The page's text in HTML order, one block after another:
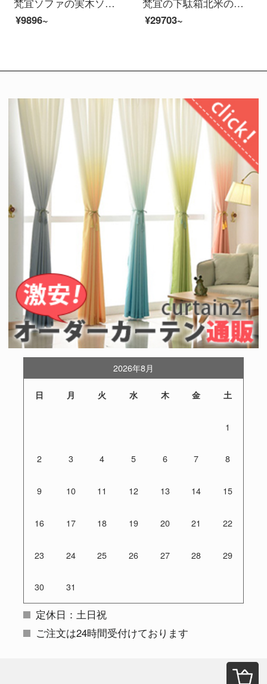
梵宜ソファの実木ソファセットの二人の席の貴妃の角に配置された布芸ソファーの収納物ソファーのラグベッドの大きさの部屋型1+2+3セットのリビングルームの逸品家具【普通タイプ】3人の席の胡桃色
¥9896~
梵宜の下駄箱北米の黒胡桃の木の実木の下駄箱の2つのドアは引き出しを持って引き戸の下駄箱を押して扉の中に入る下駄箱の中に物を保管して箱アメリカ式客間の逸品の家具の下駄箱の8 M 01〓〓〓〓〓〓〓の下駄箱の北米の黒胡桃の木
¥29703~
2026年8月
日 月 火 水 木 金 土
1
2 3 4 5 6 7 8
9 10 11 12 13 14 15
16 17 18 19 20 21 22
23 24 25 26 27 28 29
30 31
定休日：土日祝
ご注文は24時間受付けております